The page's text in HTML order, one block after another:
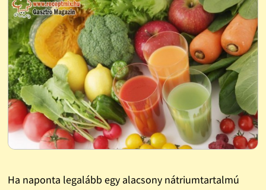
Ha naponta legalább egy alacsony nátriumtartalmú